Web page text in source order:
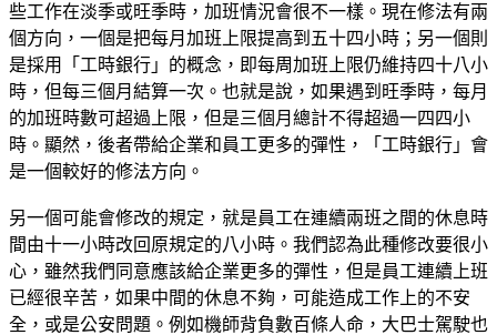
些工作在淡季或旺季時，加班情況會很不一樣。現在修法有兩
個方向，一個是把每月加班上限提高到五十四小時；另一個則
是採用「工時銀行」的概念，即每周加班上限仍維持四十八小
時，但每三個月結算一次。也就是說，如果遇到旺季時，每月
的加班時數可超過上限，但是三個月總計不得超過一四四小
時。顯然，後者帶給企業和員工更多的彈性，「工時銀行」會
是一個較好的修法方向。
另一個可能會修改的規定，就是員工在連續兩班之間的休息時
間由十一小時改回原規定的八小時。我們認為此種修改要很小
心，雖然我們同意應該給企業更多的彈性，但是員工連續上班
已經很辛苦，如果中間的休息不夠，可能造成工作上的不安
全，或是公安問題。例如機師背負數百條人命，大巴士駕駛也